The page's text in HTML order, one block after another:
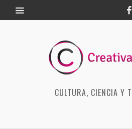
CULTURA, CIENCIA Y